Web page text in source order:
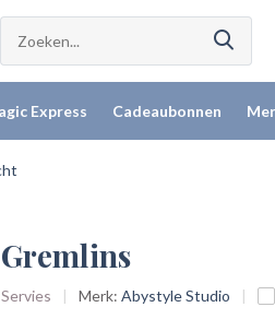
Express Cadeaubonnen
Merk:Abystyle Studio